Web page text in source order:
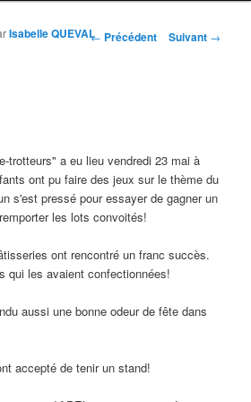
Navigation des articles
← Précédent Suivant →
Isabelle QUEVAL
trotteurs" a eu lieu vendredi 23 mai à
ont pu faire des jeux sur le thème du
s'est pressé pour essayer de gagner un
les lots convoités!
ont rencontré un franc succès.
qui les avaient confectionnées!
aussi une bonne odeur de fête dans
accepté de tenir un stand!